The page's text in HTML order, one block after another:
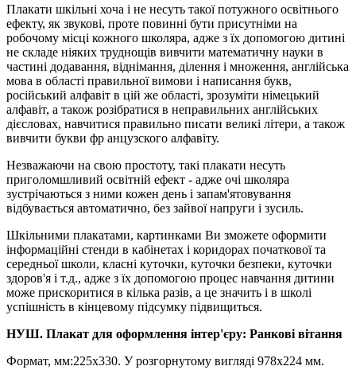
Плакати шкільні хоча і не несуть такої потужного освітнього
ефекту, як звукові, проте повинні бути присутніми на
робочому місці кожного школяра, адже з їх допомогою дитині
не складе ніяких труднощів вивчити математичну науки в
частині додавання, віднімання, ділення і множення, англійська
мова в області правильної вимови і написання букв,
російський алфавіт в цій же області, зрозуміти німецький
алфавіт, а також розібратися в неправильних англійських
дієсловах, навчитися правильно писати великі літери, а також
вивчити букви фр анцузского алфавіту.
Незважаючи на свою простоту, такі плакати несуть
приголомшливий освітній ефект - адже очі школяра
зустрічаються з ними кожен день і запам'ятовування
відбувається автоматично, без зайвої напруги і зусиль.
Шкільними плакатами, картинками Ви зможете оформити
інформаційні стенди в кабінетах і коридорах початкової та
середньої школи, класні куточки, куточки безпеки, куточки
здоров'я і т.д., адже з їх допомогою процес навчання дитини
може прискоритися в кілька разів, а це значить і в школі
успішність в кінцевому підсумку підвищиться.
НУШ. Плакат для оформлення інтер'єру: Ранкові вітання
Формат, мм:225х330. У розгорнутому вигляді 978х224 мм.